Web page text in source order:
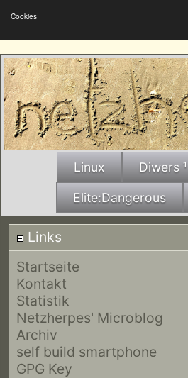
Cookies!
Linux Diwers ¹
Elite:Dangerous
Links
Startseite
Kontakt
Statistik
Netzherpes' Microblog
Archiv
self build smartphone
GPG Key